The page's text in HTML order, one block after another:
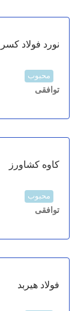
نورد فولاد
محبوب
توافقی
کاوه کشاورز
محبوب
توافقی
فولاد هیربد